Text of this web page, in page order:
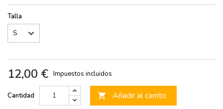
Talla
12,00 € Impuestos incluidos
Cantidad  Añadir al carrito